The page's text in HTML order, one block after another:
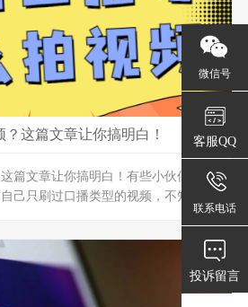
发掘的热点信息更好吸引观众眼球，
收益概率也会更高。
新手小白上手更简单。
，在哪...
这篇文章让你搞明白！
篇文章让你搞明白！有些小伙伴打算
己只刷过口播类型的视频，不知道这
呢？其实大家不用太担心，你看完这
，您需要确定您的视频主题和内容，
提供有价值的信息。
的主题和内容，准备好相应的道具和
微信号
客服QQ
联系电话
投诉留言